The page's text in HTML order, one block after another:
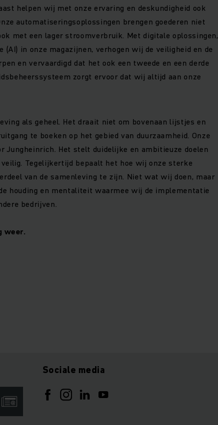
helpen wij met onze ervaring en deskundigheid ook
automatiseringsoplossingen brengen goederen niet
met een lager stroomverbruik. Met digitale oplossingen,
in onze magazijnen, verhogen wij de veiligheid en de
en vervaardigd dat het ook een tweede en een derde
zorgt ervoor dat wij altijd aan onze
als geheel. Het draait niet om bovenaan lijstjes en
te boeken op het gebied van duurzaamheid. Onze
Jungheinrich. Het stelt duidelijke en ambitieuze doelen
Tegelijkertijd bepaalt het hoe wij onze sterke
van de samenleving te zijn. Niet wat wij doen, maar
houding en mentaliteit waarmee wij de implementatie
bedrijven.
weer.
Sociale media